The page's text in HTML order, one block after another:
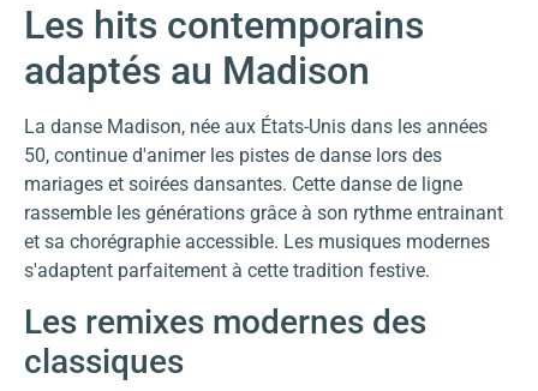
Les hits contemporains
adaptés au Madison
La danse Madison, née aux États-Unis dans les années
50, continue d'animer les pistes de danse lors des
mariages et soirées dansantes. Cette danse de ligne
rassemble les générations grâce à son rythme entrainant
et sa chorégraphie accessible. Les musiques modernes
s'adaptent parfaitement à cette tradition festive.
Les remixes modernes des
classiques